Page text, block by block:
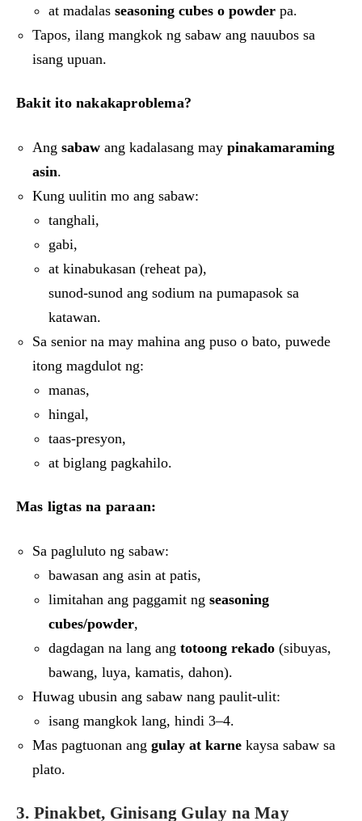
at madalas seasoning cubes o powder pa.
Tapos, ilang mangkok ng sabaw ang nauubos sa
isang upuan.
Bakit ito nakakaproblema?
Ang sabaw ang kadalasang may pinakamaraming
asin.
Kung uulitin mo ang sabaw:
tanghali,
gabi,
at kinabukasan (reheat pa),
sunod-sunod ang sodium na pumapasok sa
katawan.
Sa senior na may mahina ang puso o bato, puwede
itong magdulot ng:
manas,
hingal,
taas-presyon,
at biglang pagkahilo.
Mas ligtas na paraan:
Sa pagluluto ng sabaw:
bawasan ang asin at patis,
limitahan ang paggamit ng seasoning
cubes/powder,
dagdagan na lang ang totoong rekado (sibuyas,
bawang, luya, kamatis, dahon).
Huwag ubusin ang sabaw nang paulit-ulit:
isang mangkok lang, hindi 3–4.
Mas pagtuonan ang gulay at karne kaysa sabaw sa
plato.
3. Pinakbet, Ginisang Gulay na May